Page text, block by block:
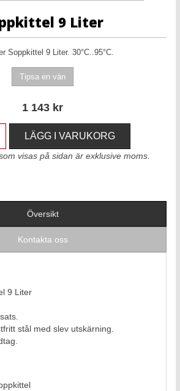
9 Liter
Soppkittel 9 Liter. 30°C..95°C.
1 143 kr
visas på sidan är exklusive moms.
Översikt
Kontakta oss
9 Liter
stål med slev utskärning.